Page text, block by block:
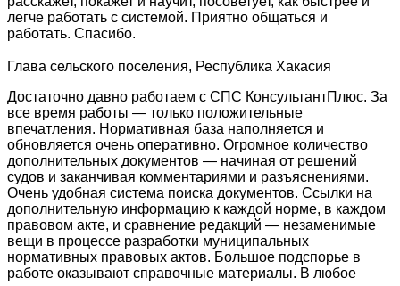
легче работать с системой. Приятно общаться и
работать. Спасибо.
Глава сельского поселения, Республика Хакасия
Достаточно давно работаем с СПС КонсультантПлюс. За
все время работы — только положительные
впечатления. Нормативная база наполняется и
обновляется очень оперативно. Огромное количество
дополнительных документов — начиная от решений
судов и заканчивая комментариями и разъяснениями.
Очень удобная система поиска документов. Ссылки на
дополнительную информацию к каждой норме, в каждом
правовом акте, и сравнение редакций — незаменимые
вещи в процессе разработки муниципальных
нормативных правовых актов. Большое подспорье в
работе оказывают справочные материалы. В любое